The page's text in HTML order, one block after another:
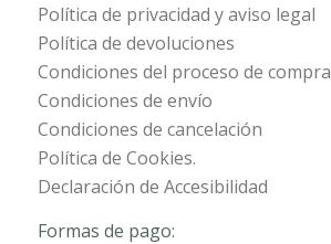
Política de privacidad y aviso legal
Política de devoluciones
Condiciones del proceso de compra
Condiciones de envío
Condiciones de cancelación
Política de Cookies.
Declaración de Accesibilidad
Formas de pago: